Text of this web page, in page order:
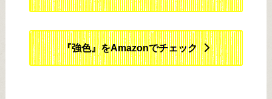
『強色』をAmazonでチェック